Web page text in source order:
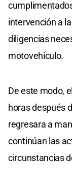
intervención a
diligencias
motovehículo.
De este modo,
horas después
regresara a
continúan las
circunstancias